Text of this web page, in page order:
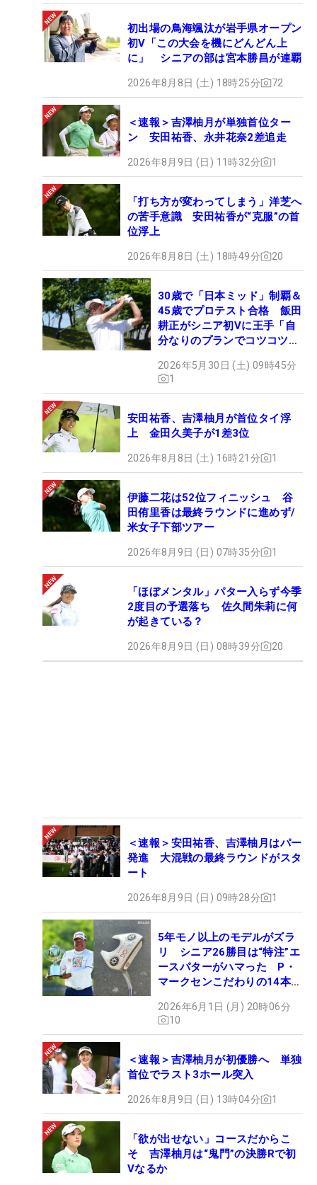
回の優勝で出場を確実なものとした。増田がクラブ
を握ってから30年以上が経ったが、まさか研修生を
していたゴルフ場で開催される日本シニアオープン
に自分が出るとは想像もしていなかっただろう。
今月16日に21歳になったばかりの長男・康輔さんも
千葉県の平川カントリークラブで研修生をしなが
ら、父と同じツアープロを目指している。そして次
週の最終戦「いわさき白露シニアゴルフトーナメン
ト」では康輔さんが増田のバッグを担ぐ。父の練習
場から始まったゴルフの大きな環は、息子へとつな
がっていく。（文・下村耕平）
初出場の鳥海颯汰が岩手県オープン
初V「この大会を機にどんどん上
に」 シニアの部は宮本勝昌が連覇
2026年8月8日 (土) 18時25分 72
＜速報＞吉澤柚月が単独首位ター
ン 安田祐香、永井花奈2差追走
2026年8月9日 (日) 11時32分 1
「打ち方が変わってしまう」洋芝へ
の苦手意識 安田祐香が“克服”の首
位浮上
2026年8月8日 (土) 18時49分 20
30歳で「日本ミッド」制覇＆
45歳でプロテスト合格 飯田
耕正がシニア初Vに王手「自
分なりのプランでコツコツ
2026年5月30日 (土) 09時45分
1
安田祐香、吉澤柚月が首位タイ浮
上 金田久美子が1差3位
2026年8月8日 (土) 16時21分 1
伊藤二花は52位フィニッシュ 谷
田侑里香は最終ラウンドに進めず/
米女子下部ツアー
2026年8月9日 (日) 07時35分 1
「ほぼメンタル」パター入らず今季
2度目の予選落ち 佐久間朱莉に何
が起きている？
2026年8月9日 (日) 08時39分 20
＜速報＞安田祐香、吉澤柚月はパー
発進 大混戦の最終ラウンドがスタ
ート
2026年8月9日 (日) 09時28分 1
5年モノ以上のモデルがズラ
リ シニア26勝目は“特注”エ
ースパターがハマった P・
マークセンこだわりの14本
2026年6月1日 (月) 20時06分
10
＜速報＞吉澤柚月が初優勝へ 単独
首位でラスト3ホール突入
2026年8月9日 (日) 13時04分 1
「欲が出せない」コースだからこ
そ 吉澤柚月は“鬼門”の決勝Rで初
Vなるか